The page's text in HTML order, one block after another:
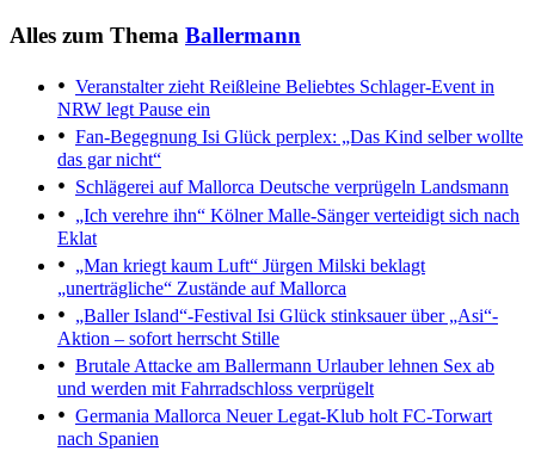
Alles zum Thema Ballermann
Veranstalter zieht Reißleine Beliebtes Schlager-Event in
NRW legt Pause ein
Fan-Begegnung Isi Glück perplex: „Das Kind selber wollte
das gar nicht“
Schlägerei auf Mallorca Deutsche verprügeln Landsmann
„Ich verehre ihn“ Kölner Malle-Sänger verteidigt sich nach
Eklat
„Man kriegt kaum Luft“ Jürgen Milski beklagt
„unerträgliche“ Zustände auf Mallorca
„Baller Island“-Festival Isi Glück stinksauer über „Asi“-
Aktion – sofort herrscht Stille
Brutale Attacke am Ballermann Urlauber lehnen Sex ab
und werden mit Fahrradschloss verprügelt
Germania Mallorca Neuer Legat-Klub holt FC-Torwart
nach Spanien